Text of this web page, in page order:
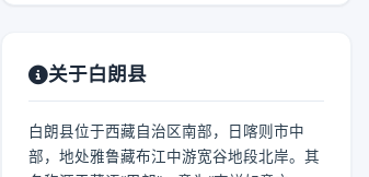
关于白朗县
白朗县位于西藏自治区南部，日喀则市中
部，地处雅鲁藏布江中游宽谷地段北岸。其